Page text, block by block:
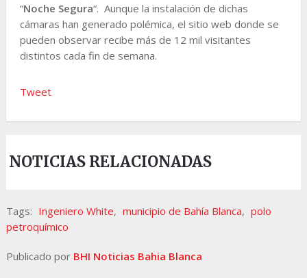
“Noche Segura“. Aunque la instalación de dichas
cámaras han generado polémica, el sitio web donde se
pueden observar recibe más de 12 mil visitantes
distintos cada fin de semana.
Tweet
NOTICIAS RELACIONADAS
Tags: Ingeniero White, municipio de Bahía Blanca, polo
petroquímico
Publicado por BHI Noticias Bahia Blanca